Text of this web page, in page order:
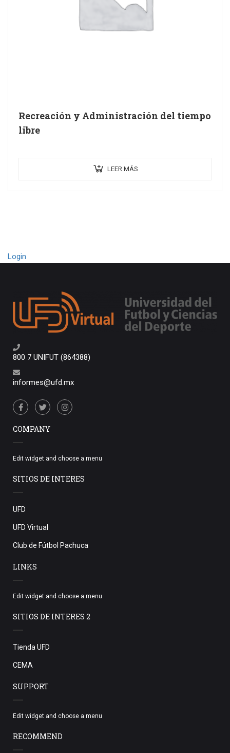
Recreación y Administración del tiempo
libre
LEER MÁS
Login
800 7 UNIFUT (864388)
informes@ufd.mx
COMPANY
Edit widget and choose a menu
SITIOS DE INTERES
UFD
UFD Virtual
Club de Fútbol Pachuca
LINKS
Edit widget and choose a menu
SITIOS DE INTERES 2
Tienda UFD
CEMA
SUPPORT
Edit widget and choose a menu
RECOMMEND